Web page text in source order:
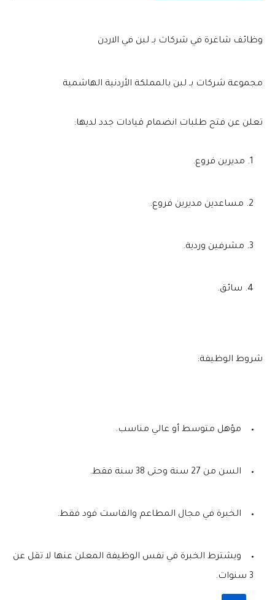
وظائف شاغرة في شركات بـ لبن في الاردن
مجموعة شركات بـ لبن بالمملكة الأردنية الهاشمية
تعلن عن فتح طلبات انضمام قيادات جدد لديها:
مديرين فروع.
مساعدين مديرين فروع.
مشرفين وردية.
سائق.
شروط الوظيفة:
مؤهل متوسط أو عالي مناسب.
السن من 27 سنة وحتى 38 سنة فقط.
الخبرة في مجال المطاعم والفاست فود فقط.
ويشترط الخبرة في نفس الوظيفة المعلن عنها لا تقل عن
3 سنوات.